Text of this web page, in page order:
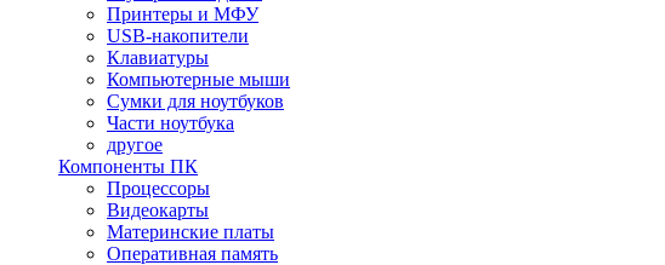
Принтеры и МФУ
USB-накопители
Клавиатуры
Компьютерные мыши
Сумки для ноутбуков
Части ноутбука
другое
Компоненты ПК
Процессоры
Видеокарты
Материнские платы
Оперативная память